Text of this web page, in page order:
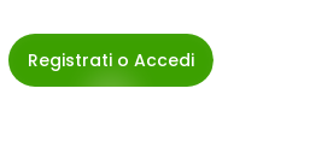
Registrati o Accedi